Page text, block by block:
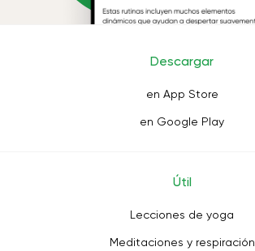
Descargar
en App Store
en Google Play
Útil
Lecciones de yoga
Meditaciones y respiración